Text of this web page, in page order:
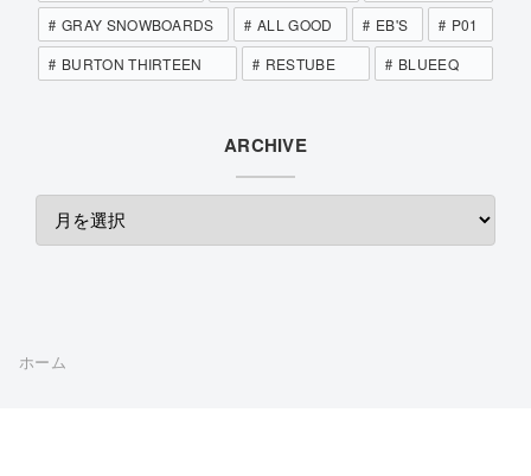
GRAY SNOWBOARDS
ALL GOOD EB'S
P01
BURTON THIRTEEN
RESTUBE BLUEEQ
ARCHIVE
ホーム